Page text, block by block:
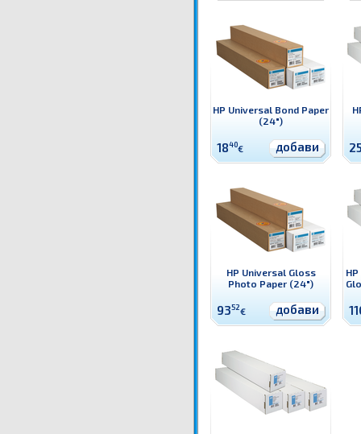
HP Universal Bond Paper
(24")
1840€ добави
HP Universal Gloss
Photo Paper (24")
9352€ добави